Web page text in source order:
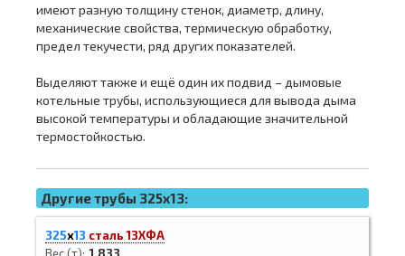
имеют разную толщину стенок, диаметр, длину,
механические свойства, термическую обработку,
предел текучести, ряд других показателей.
Выделяют также и ещё один их подвид – дымовые
котельные трубы, использующиеся для вывода дыма
высокой температуры и обладающие значительной
термостойкостью.
Другие трубы 325x13:
325х13 сталь 13ХФА